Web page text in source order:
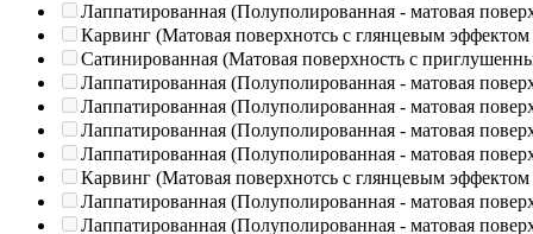
Лаппатированная (Полуполированная - матовая
Карвинг (Матовая поверхнотсь с глянцевым эффектом
Сатинированная (Матовая поверхность с
Лаппатированная (Полуполированная - матовая
Лаппатированная (Полуполированная - матовая
Лаппатированная (Полуполированная - матовая
Лаппатированная (Полуполированная - матовая
Карвинг (Матовая поверхнотсь с глянцевым эффектом
Лаппатированная (Полуполированная - матовая
Лаппатированная (Полуполированная - матовая